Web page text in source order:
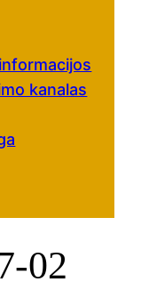
kanalas
02